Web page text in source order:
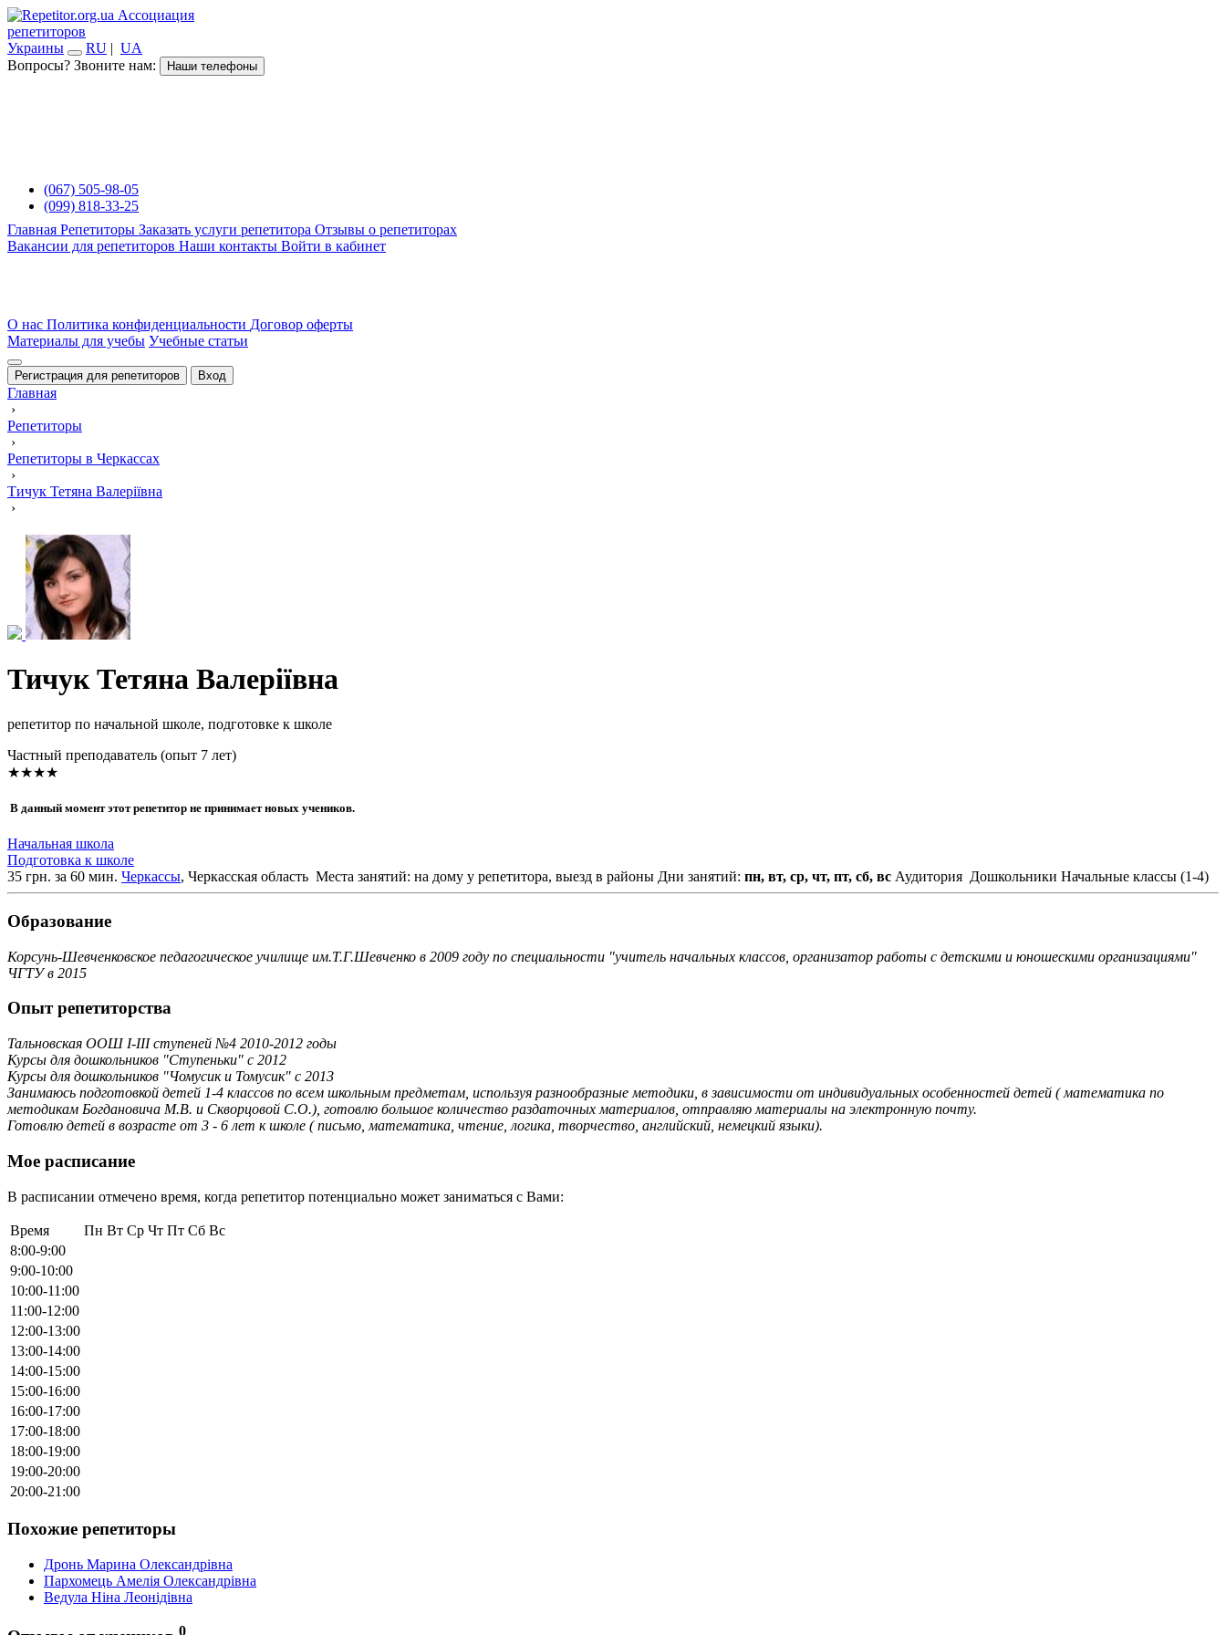
Ассоциация
репетиторов
Украины
RU | UA
Вопросы? Звоните нам:
Наши телефоны
(067) 505-98-05
(099) 818-33-25
Главная Репетиторы Заказать услуги репетитора Отзывы о репетиторах
Вакансии для репетиторов Наши контакты Войти в кабинет
О нас Политика конфиденциальности Договор оферты
Материалы для учебы Учебные статьи
Регистрация для репетиторов Вход
Главная
›
Репетиторы
›
Репетиторы в Черкассах
›
Тичук Тетяна Валеріївна
›
Тичук Тетяна Валеріївна
репетитор по начальной школе, подготовке к школе
Частный преподаватель (опыт 7 лет)
★★★★
В данный момент этот репетитор не принимает новых учеников.
Начальная школа
Подготовка к школе
35 грн. за 60 мин. Черкассы, Черкасская область Места занятий: на дому у репетитора, выезд в районы Дни занятий: пн, вт, ср, чт, пт, сб, вс Аудитория Дошкольники Начальные классы (1-4)
Образование
Корсунь-Шевченковское педагогическое училище им.Т.Г.Шевченко в 2009 году по специальности "учитель начальных классов, организатор работы с детскими и юношескими организациями"
ЧГТУ в 2015
Опыт репетиторства
Тальновская ООШ І-ІІІ ступеней №4 2010-2012 годы
Курсы для дошкольников "Ступеньки" с 2012
Курсы для дошкольников "Чомусик и Томусик" с 2013
Занимаюсь подготовкой детей 1-4 классов по всем школьным предметам, используя разнообразные методики, в зависимости от индивидуальных особенностей детей ( математика по
методикам Богдановича М.В. и Скворцовой С.О.), готовлю большое количество раздаточных материалов, отправляю материалы на электронную почту.
Готовлю детей в возрасте от 3 - 6 лет к школе ( письмо, математика, чтение, логика, творчество, английский, немецкий языки).
Мое расписание
В расписании отмечено время, когда репетитор потенциально может заниматься с Вами:
Время Пн Вт Ср Чт Пт Сб Вс
8:00-9:00
9:00-10:00
10:00-11:00
11:00-12:00
12:00-13:00
13:00-14:00
14:00-15:00
15:00-16:00
16:00-17:00
17:00-18:00
18:00-19:00
19:00-20:00
20:00-21:00
Похожие репетиторы
Дронь Марина Олександрівна
Пархомець Амелія Олександрівна
Ведула Ніна Леонідівна
0